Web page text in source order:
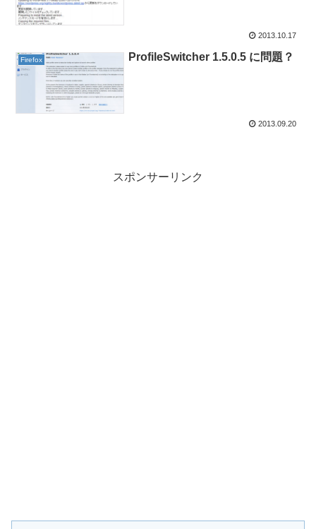
2013.10.17
Firefox ProfileSwitcher 1.5.0.5 に問題？
2013.09.20
スポンサーリンク